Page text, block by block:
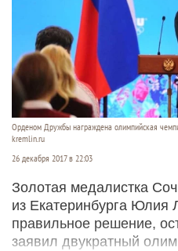
Орденом Дружбы награждена олимпийская
kremlin.ru
26 декабря 2017 в 22:03
Золотая медалистка
из Екатеринбурга Юлия
правильное решение,
заявил двукратный